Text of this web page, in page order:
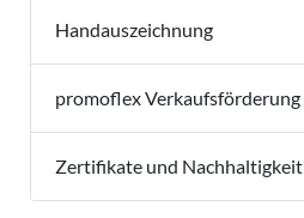
Handauszeichnung
promoflex Verkaufsförderung
Zertifikate und Nachhaltigkeit